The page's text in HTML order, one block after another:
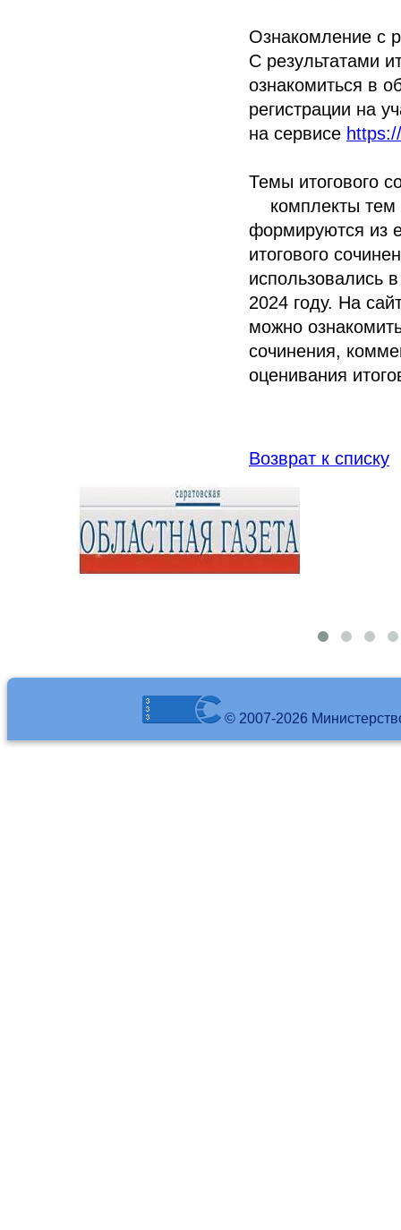
Ознакомление с
С результатами
ознакомиться в
регистрации на
на сервисе
Темы итогового
комплекты тем
формируются из
итогового
использовались
2024 году. На
можно
сочинения,
оценивания
Возврат к списку
© 2007-2026